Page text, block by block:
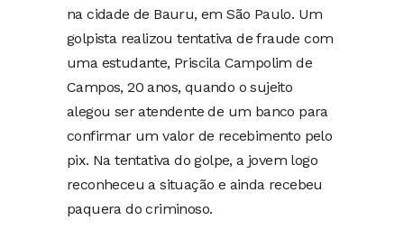
na cidade de Bauru, em São Paulo. Um
golpista realizou tentativa de fraude com
uma estudante, Priscila Campolim de
Campos, 20 anos, quando o sujeito
alegou ser atendente de um banco para
confirmar um valor de recebimento pelo
pix. Na tentativa do golpe, a jovem logo
reconheceu a situação e ainda recebeu
paquera do criminoso.